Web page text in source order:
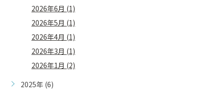
2026年6月 (1)
2026年5月 (1)
2026年4月 (1)
2026年3月 (1)
2026年1月 (2)
2025年 (6)